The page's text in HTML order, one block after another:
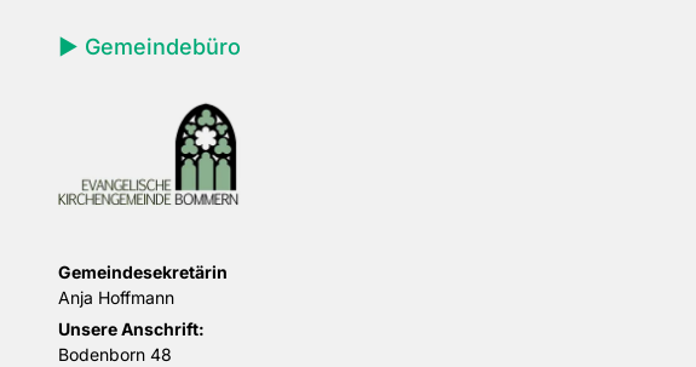
► Gemeindebüro
Gemeindesekretärin
Anja Hoffmann
Unsere Anschrift:
Bodenborn 48